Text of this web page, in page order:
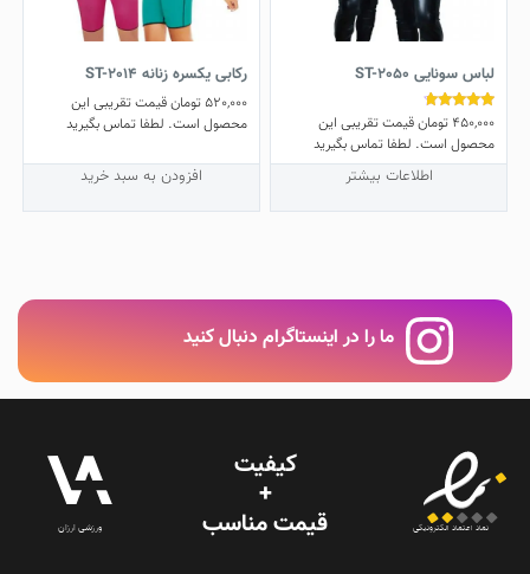
لباس سونایی ST-2050
نمره
4.50
از 5
450,000 تومانقیمت تقریبی این
محصول است. لطفا تماس بگیرید
اطلاعات بیشتر
رکابی یکسره زنانه ST-2014
520,000تومانقیمت تقریبی این
محصول است. لطفا تماس بگیرید
افزودن به سبد خرید
ما را در اینستاگرام دنبال کنید
نماد اعتماد الکترونیکی
کیفیت
+
قیمت‌ مناسب ورزشی ارزان